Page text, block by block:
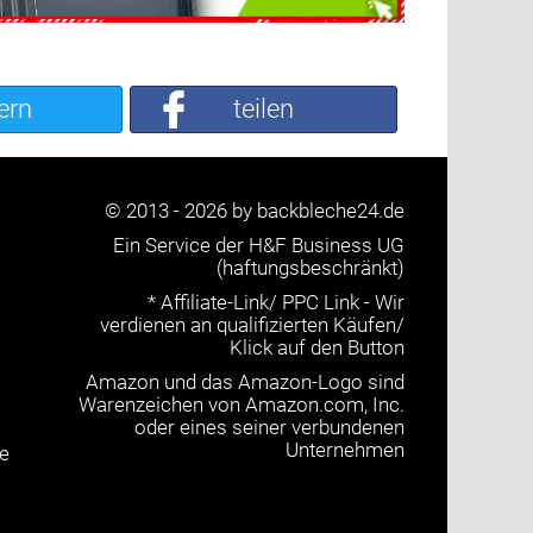
teilen
© 2013 - 2026 by backbleche24.de
Ein Service der H&F Business UG
(haftungsbeschränkt)
* Affiliate-Link/ PPC Link - Wir
verdienen an qualifizierten Käufen/
Klick auf den Button
Amazon und das Amazon-Logo sind
Warenzeichen von Amazon.com, Inc.
oder eines seiner verbundenen
Unternehmen